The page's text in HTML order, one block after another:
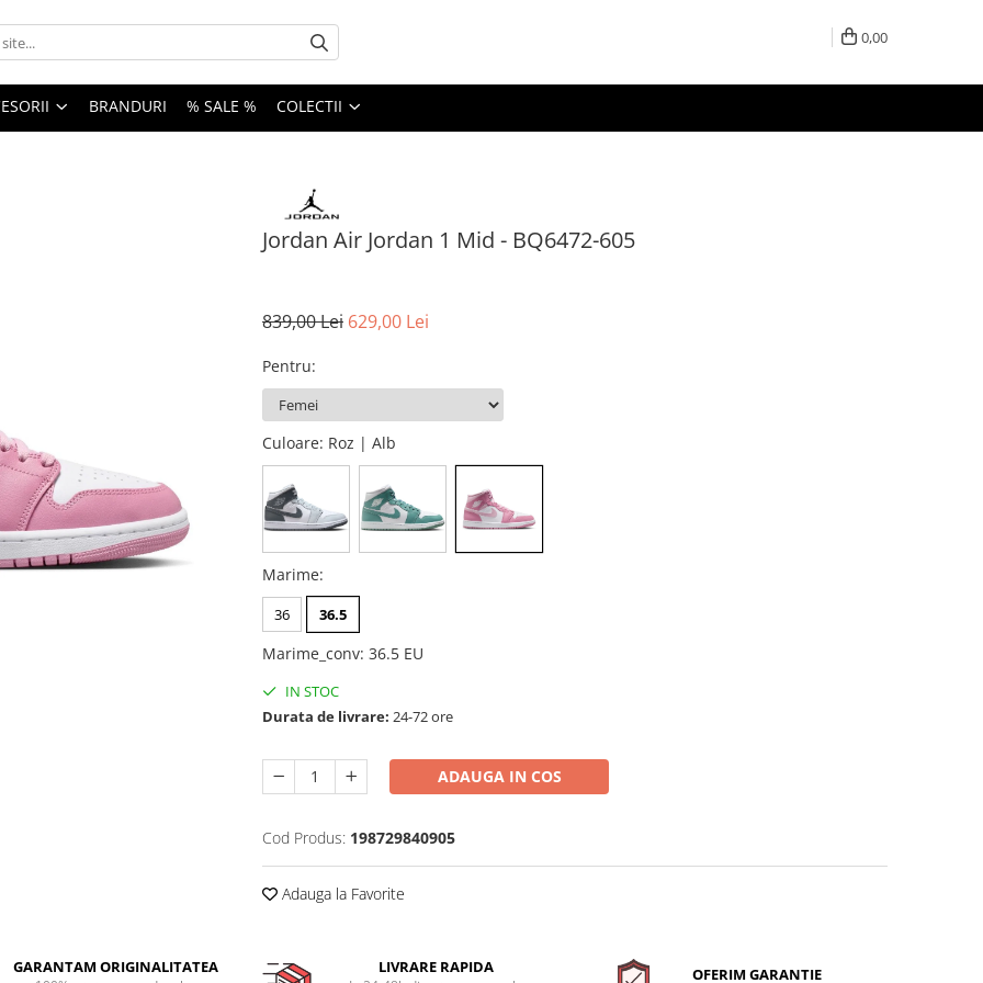
0,00
BRANDURI % SALE % COLECTII
Jordan Air Jordan 1 Mid - BQ6472-605
839,00 Lei 629,00 Lei
Pentru:
Culoare: Roz | Alb
Marime:
36 36.5
Marime_conv: 36.5 EU
IN STOC
Durata de livrare: 24-72 ore
ADAUGA IN COS
Cod Produs: 198729840905
Adauga la Favorite
GARANTAM ORIGINALITATEA LIVRARE RAPIDA OFERIM GARANTIE